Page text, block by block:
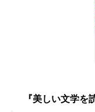
『美しい文学を